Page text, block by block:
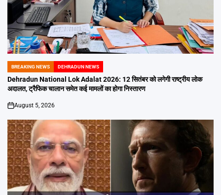
POSTED
IN
BREAKING NEWS DEHRADUN NEWS
Dehradun National Lok Adalat 2026: 12 सितंबर को लगेगी राष्ट्रीय लोक
अदालत, ट्रैफिक चालान समेत कई मामलों का होगा निस्तारण
on
August 5, 2026